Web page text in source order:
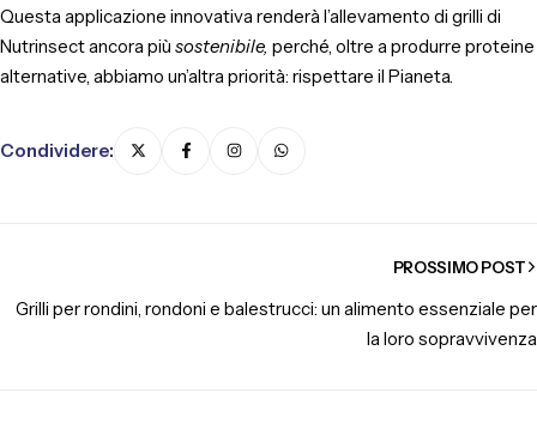
Questa applicazione innovativa renderà l’allevamento di grilli di
Nutrinsect ancora più sostenibile, perché, oltre a produrre proteine
alternative, abbiamo un’altra priorità: rispettare il Pianeta.
Condividere:
PROSSIMO POST
Grilli per rondini, rondoni e balestrucci: un alimento essenziale per
la loro sopravvivenza